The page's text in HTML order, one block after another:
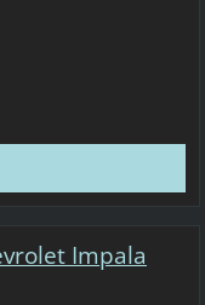
Impala